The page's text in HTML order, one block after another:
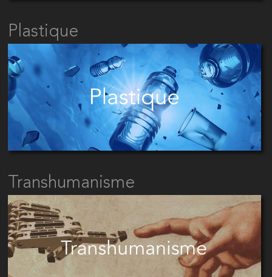
Plastique
Transhumanisme